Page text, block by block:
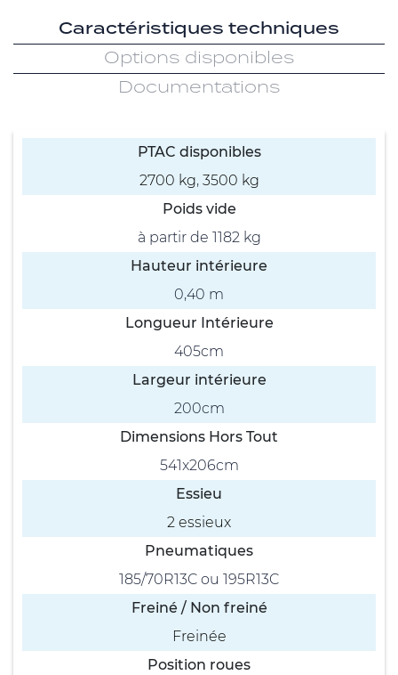
Caractéristiques techniques
Options disponibles
Documentations
PTAC disponibles
2700 kg, 3500 kg
Poids vide
à partir de 1182 kg
Hauteur intérieure
0,40 m
Longueur Intérieure
405cm
Largeur intérieure
200cm
Dimensions Hors Tout
541x206cm
Essieu
2 essieux
Pneumatiques
185/70R13C ou 195R13C
Freiné / Non freiné
Freinée
Position roues